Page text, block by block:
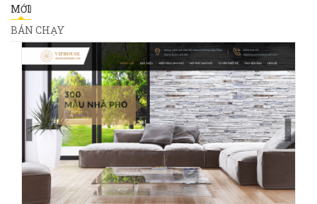
MỚI
BÁN CHẠY